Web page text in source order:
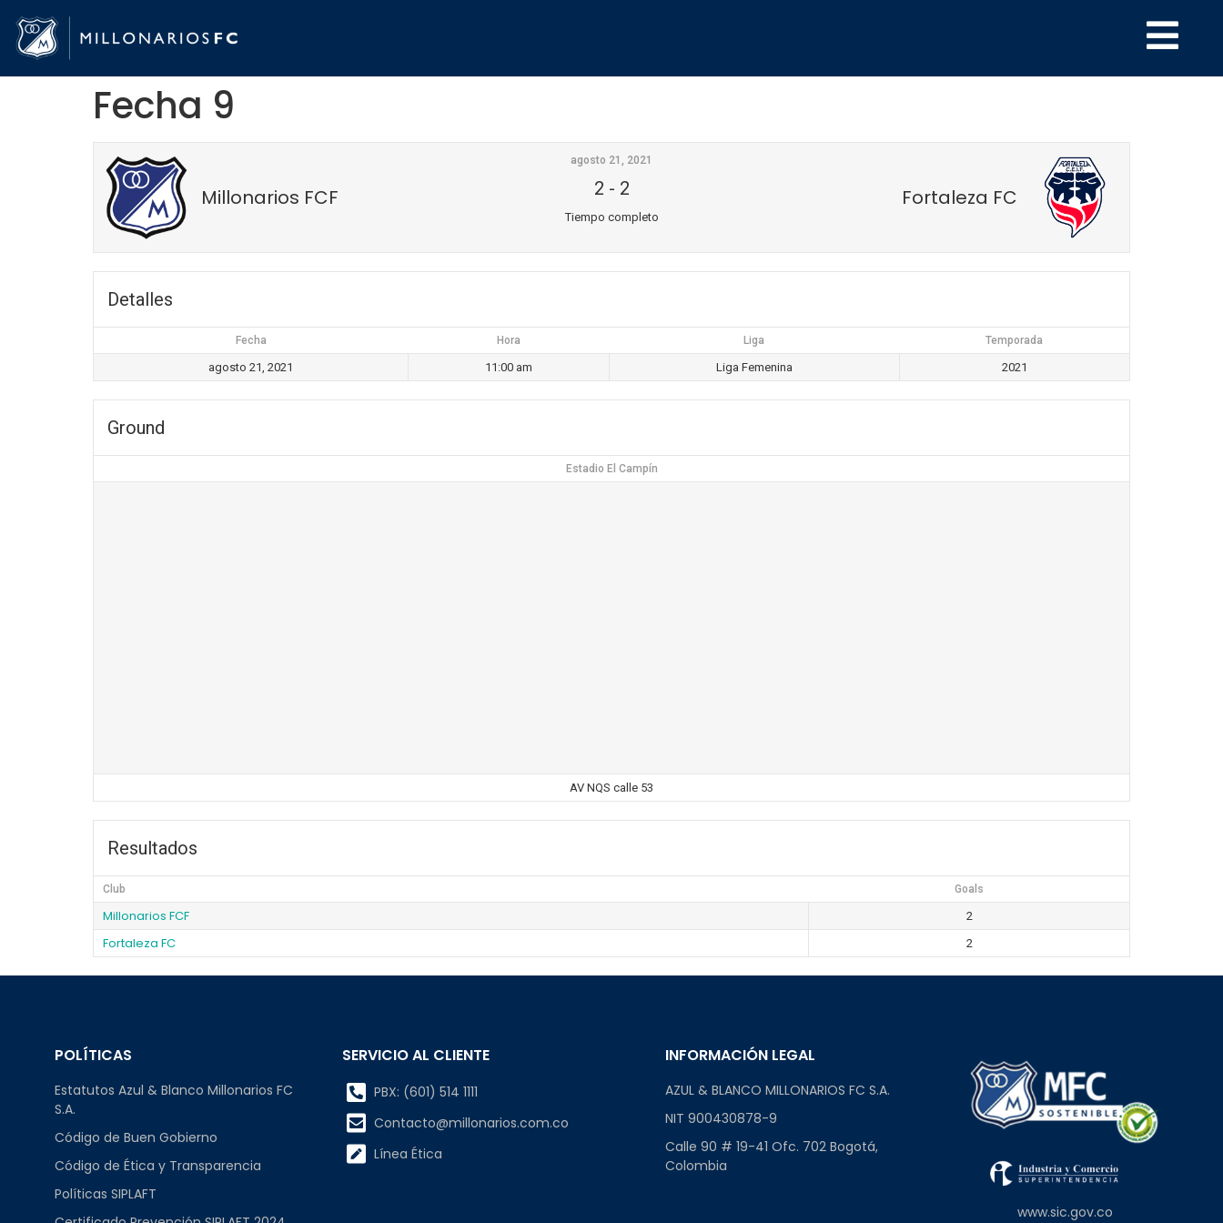
Fecha 9
Millonarios FCF Fortaleza FC
agosto 21, 2021
2 - 2
Tiempo completo
Detalles
Fecha Hora Liga Temporada
agosto 21, 2021 11:00 am Liga Femenina 2021
Ground
Estadio El Campín
AV NQS calle 53
Resultados
Club Goals
Millonarios FCF 2
Fortaleza FC 2
POLÍTICAS
Estatutos Azul & Blanco Millonarios FC
S.A.
Código de Buen Gobierno
Código de Ética y Transparencia
Políticas SIPLAFT
SERVICIO AL CLIENTE
PBX: (601) 514 1111
Contacto@millonarios.com.co
Línea Ética
INFORMACIÓN LEGAL
AZUL & BLANCO MILLONARIOS FC S.A.
NIT 900430878-9
Calle 90 # 19-41 Ofc. 702 Bogotá,
Colombia
www.sic.gov.co